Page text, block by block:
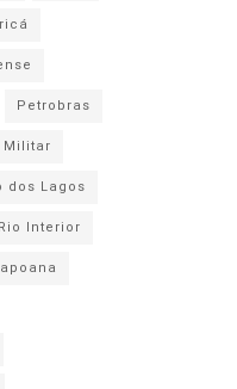
Petrobras
dos Lagos
Rio Interior